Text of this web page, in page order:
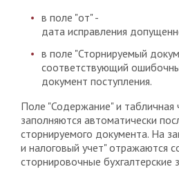
в поле "от" -
дата исправления
в поле "Сторнируемый
соответствующий
документ поступления.
Поле "Содержание" и табличная
заполняются автоматически
сторнируемого документа. На
и налоговый учет" отражаются
сторнировочные бухгалтерские